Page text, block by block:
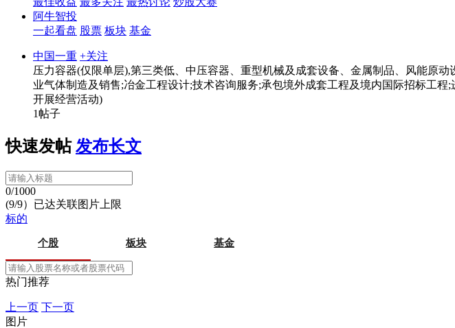
阿牛智投
一起看盘 股票 板块 基金
中国一重 +关注
压力容器(仅限单层),第三类低、中压容器、重型机械及成套设备、金属制品、风能原
业气体制造及销售;冶金工程设计;技术咨询服务;承包境外成套工程及境内国际招标工
开展经营活动)
1帖子
快速发帖 发布长文
0/1000
(9/9）已达关联图片上限
标的
个股 板块 基金
热门推荐
上一页 下一页
图片